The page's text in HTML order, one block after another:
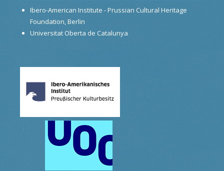
Ibero-American Institute - Prussian Cultural Heritage
Foundation, Berlin
Universitat Oberta de Catalunya